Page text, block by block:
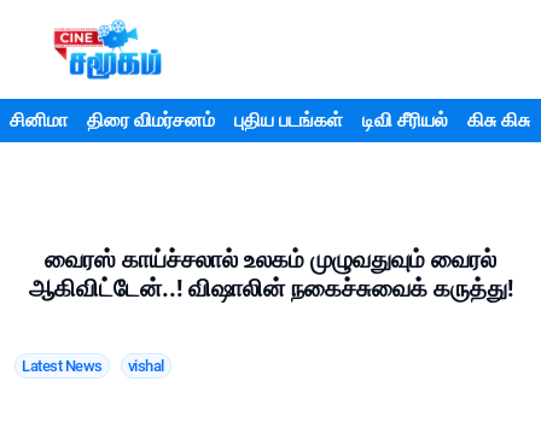
சினிமா திரை விமர்சனம் புதிய படங்கள் டிவி சீரியல் கிசு கிசு
வைரஸ் காய்ச்சலால் உலகம் முழுவதுவும் வைரல்
ஆகிவிட்டேன்..! விஷாலின் நகைச்சுவைக் கருத்து!
Latest News vishal